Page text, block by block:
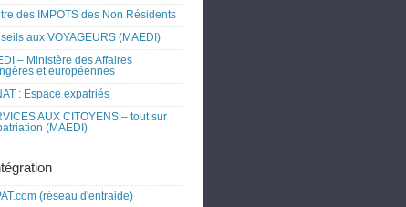
des IMPOTS des Non Résidents
aux VOYAGEURS (MAEDI)
– Ministère des Affaires
et européennes
: Espace expatriés
AUX CITOYENS – tout sur
(MAEDI)
(réseau d'entraide)